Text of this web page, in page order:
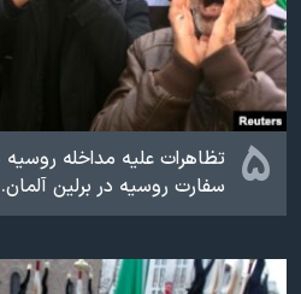
۵ تظاهرات علیه مداخله
سفارت روسیه در برلین آلمان.